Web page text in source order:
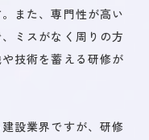
また、専門性が高い
ミスがなく周りの方
技術を蓄える研修が
設業界ですが、研修